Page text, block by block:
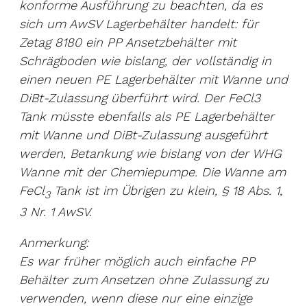
konforme Ausführung zu beachten, da es
sich um AwSV Lagerbehälter handelt: für
Zetag 8180 ein PP Ansetzbehälter mit
Schrägboden wie bislang, der vollständig in
einen neuen PE Lagerbehälter mit Wanne und
DiBt-Zulassung überführt wird. Der FeCl3
Tank müsste ebenfalls als PE Lagerbehälter
mit Wanne und DiBt-Zulassung ausgeführt
werden, Betankung wie bislang von der WHG
Wanne mit der Chemiepumpe. Die Wanne am
FeCl3Tank ist im Übrigen zu klein, § 18 Abs. 1,
3 Nr. 1 AwSV.
Anmerkung:
Es war früher möglich auch einfache PP
Behälter zum Ansetzen ohne Zulassung zu
verwenden, wenn diese nur eine einzige